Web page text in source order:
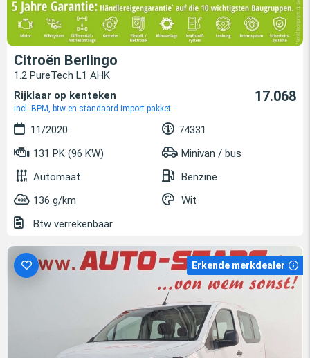
Citroën Berlingo
1.2 PureTech L1 AHK
Rijklaar op kenteken
incl. BPM, btw en standaard import pakket
17.068
11/2020
74331
131 PK (96 KW)
Minivan / bus
Automaat
Benzine
136 g/km
Wit
Btw verrekenbaar
Erkende merkdealer